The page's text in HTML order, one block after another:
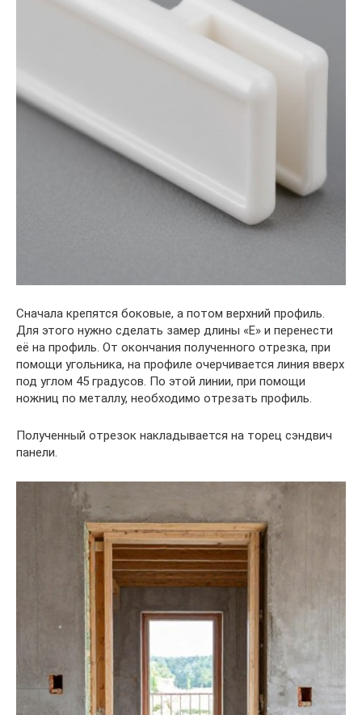
Сначала крепятся боковые, а потом верхний профиль.
Для этого нужно сделать замер длины «Е» и перенести
её на профиль. От окончания полученного отрезка, при
помощи угольника, на профиле очерчивается линия вверх
под углом 45 градусов. По этой линии, при помощи
ножниц по металлу, необходимо отрезать профиль.
Полученный отрезок накладывается на торец сэндвич
панели.